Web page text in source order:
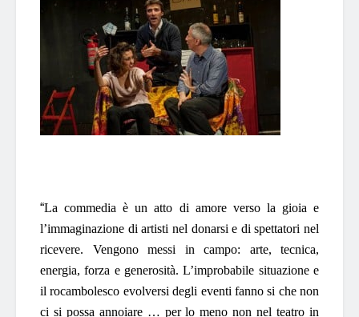
“La commedia è un atto di amore verso la gioia e
l’immaginazione di artisti nel donarsi e di spettatori nel
ricevere. Vengono messi in campo: arte, tecnica,
energia, forza e generosità. L’improbabile situazione e
il rocambolesco evolversi degli eventi fanno si che non
ci si possa annoiare … per lo meno non nel teatro in